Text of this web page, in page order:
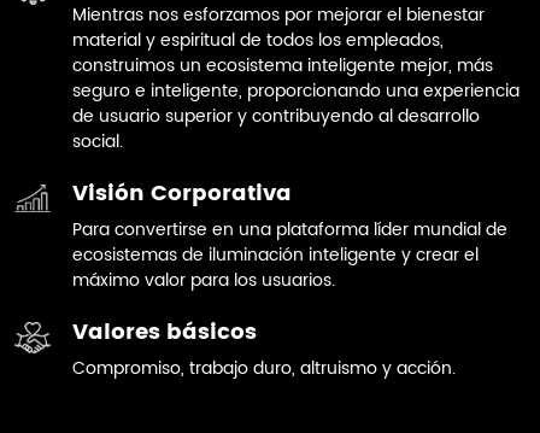
Mientras nos esforzamos por mejorar el bienestar
material y espiritual de todos los empleados,
construimos un ecosistema inteligente mejor, más
seguro e inteligente, proporcionando una experiencia
de usuario superior y contribuyendo al desarrollo
social.
Visión Corporativa
Para convertirse en una plataforma líder mundial de
ecosistemas de iluminación inteligente y crear el
máximo valor para los usuarios.
Valores básicos
Compromiso, trabajo duro, altruismo y acción.
21
Hemos establecido conjuntamente un
centro de innovación colaborativa
universidad-empresa con la
Universidad de Wuyi y hemos sido
vicepresidenta de la Asociación
Nacional de Industria Optoelectrónica
de la Zona de Alta Tecnología de
Jiangmen.
20
Nuestra empresa ganó el Premio a la
Excelencia del Producto en la categoría
de empresa del Concurso de Diseño
de Guangdong, y también obtuvo con